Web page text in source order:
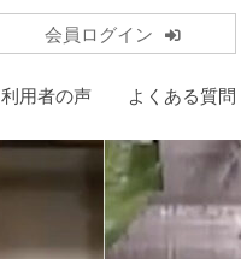
会員ログイン
利用者の声 よくある質問